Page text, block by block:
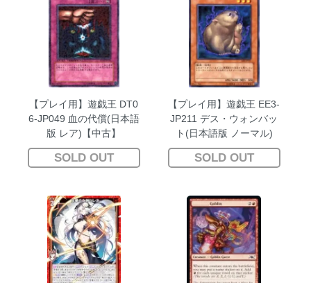
【プレイ用】遊戯王 DT0
6-JP049 血の代償(日本語
版 レア)【中古】
SOLD OUT
【プレイ用】遊戯王 EE3-
JP211 デス・ウォンバッ
ト(日本語版 ノーマル)
【中古】
SOLD OUT